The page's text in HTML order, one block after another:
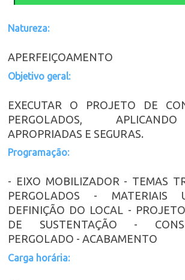
Natureza:
APERFEIÇOAMENTO
Objetivo geral:
EXECUTAR O PROJETO DE
PERGOLADOS,
APROPRIADAS E SEGURAS.
Programação:
- EIXO MOBILIZADOR - TEMAS
PERGOLADOS - MATERIAIS
DEFINIÇÃO DO LOCAL -
DE SUSTENTAÇÃO -
PERGOLADO - ACABAMENTO
Carga horária: